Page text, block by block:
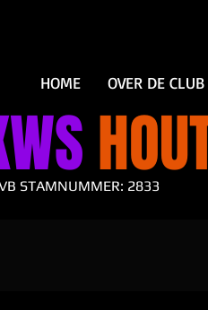
STAMNUMMER: 2833
HOME OVER DE CLUB